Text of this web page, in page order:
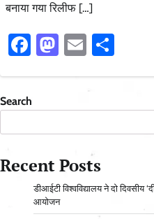
बनाया गया रिलीफ […]
Facebook
Mastodon
Email
Search
Recent Posts
डीआईटी विश्वविद्यालय ने दो दिवसीय
आयोजन